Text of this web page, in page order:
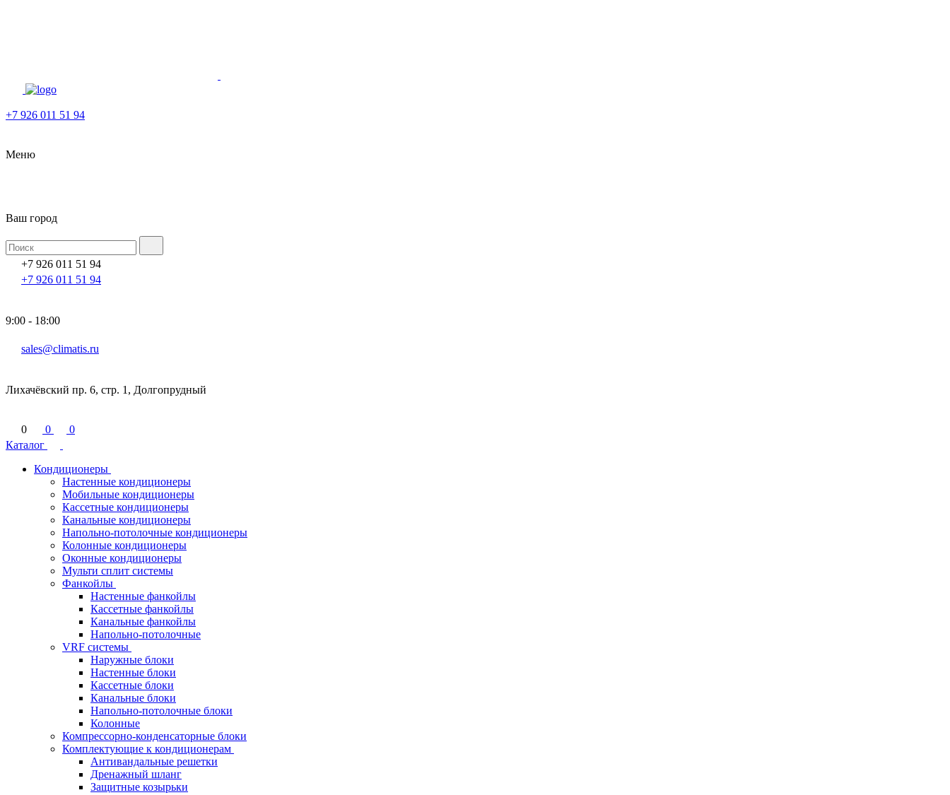
+7 926 011 51 94
Меню
Ваш город
+7 926 011 51 94
+7 926 011 51 94
9:00 - 18:00
sales@climatis.ru
Лихачёвский пр. 6, стр. 1, Долгопрудный
0 0
0
Каталог
Кондиционеры
Настенные кондиционеры
Мобильные кондиционеры
Кассетные кондиционеры
Канальные кондиционеры
Напольно-потолочные кондиционеры
Колонные кондиционеры
Оконные кондиционеры
Мульти сплит системы
Фанкойлы
Настенные фанкойлы
Кассетные фанкойлы
Канальные фанкойлы
Напольно-потолочные
VRF системы
Наружные блоки
Настенные блоки
Кассетные блоки
Канальные блоки
Напольно-потолочные блоки
Колонные
Компрессорно-конденсаторные блоки
Комплектующие к кондиционерам
Антивандальные решетки
Дренажный шланг
Защитные козырьки